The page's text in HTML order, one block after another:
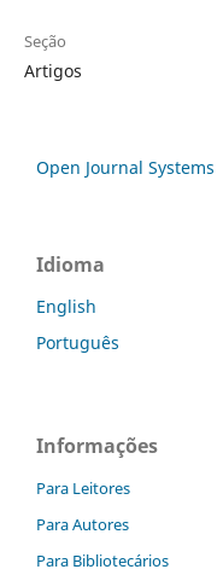
Seção
Artigos
Open Journal Systems
Idioma
English
Português
Informações
Para Leitores
Para Autores
Para Bibliotecários